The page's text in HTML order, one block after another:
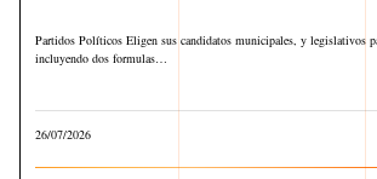
Partidos Políticos Eligen sus candidatos municipales, y legislativos
incluyendo dos formulas…
26/07/2026